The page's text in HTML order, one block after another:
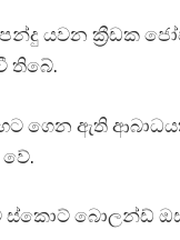
යවන ක්‍රීඩක
තිබේ.
ගෙන ඇති
බොලන්ඩ්